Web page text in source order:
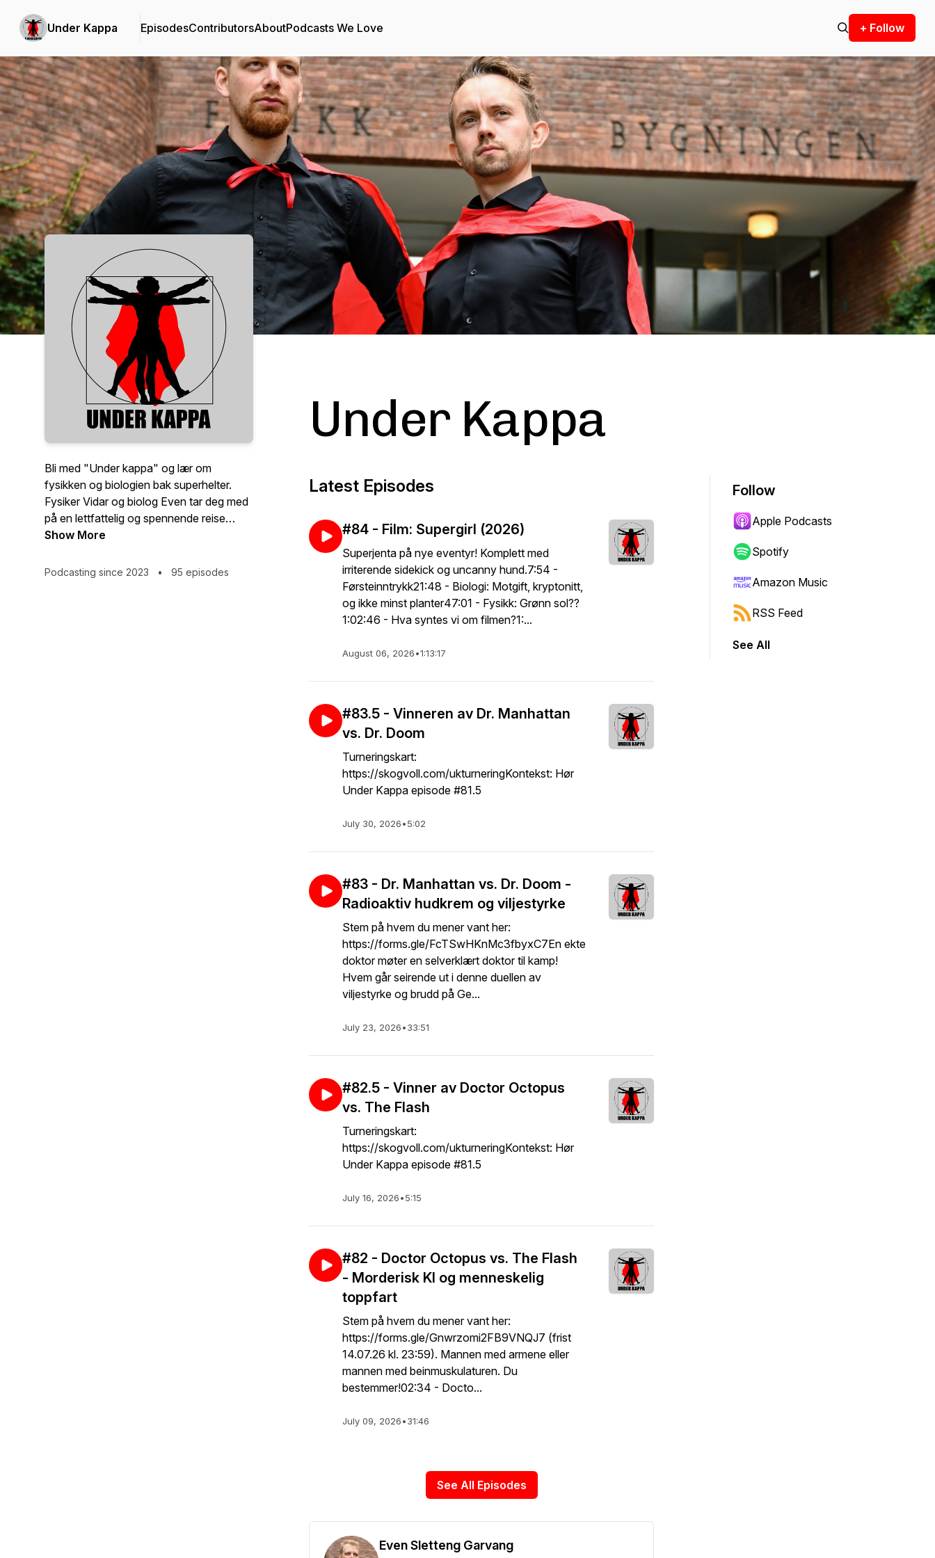
Under Kappa EpisodesContributorsAboutPodcasts We Love + Follow
Podcast Background Image
Bli med "Under kappa" og lær om
fysikken og biologien bak superhelter.
Fysiker Vidar og biolog Even tar deg med
på en lettfattelig og spennende reise
gjennom forskningen og vitenskapen som
egne teorier om hvordan de fungerer.
Show More
Podcasting since 2023 • 95 episodes
Under Kappa
Latest Episodes
#84 - Film: Supergirl (2026)
Superjenta på nye eventyr! Komplett med
irriterende sidekick og uncanny hund.7:54 -
Førsteinntrykk21:48 - Biologi: Motgift, kryptonitt,
og ikke minst planter47:01 - Fysikk: Grønn sol??
1:02:46 - Hva syntes vi om filmen?1:...
August 06, 2026•1:13:17
#83.5 - Vinneren av Dr. Manhattan
vs. Dr. Doom
Turneringskart:
https://skogvoll.com/ukturneringKontekst: Hør
Under Kappa episode #81.5
July 30, 2026•5:02
#83 - Dr. Manhattan vs. Dr. Doom -
Radioaktiv hudkrem og viljestyrke
Stem på hvem du mener vant her:
https://forms.gle/FcTSwHKnMc3fbyxC7En ekte
doktor møter en selverklært doktor til kamp!
Hvem går seirende ut i denne duellen av
viljestyrke og brudd på Ge...
July 23, 2026•33:51
#82.5 - Vinner av Doctor Octopus
vs. The Flash
Turneringskart:
https://skogvoll.com/ukturneringKontekst: Hør
Under Kappa episode #81.5
July 16, 2026•5:15
#82 - Doctor Octopus vs. The Flash
- Morderisk KI og menneskelig
toppfart
Stem på hvem du mener vant her:
https://forms.gle/Gnwrzomi2FB9VNQJ7 (frist
14.07.26 kl. 23:59). Mannen med armene eller
mannen med beinmuskulaturen. Du
bestemmer!02:34 - Docto...
July 09, 2026•31:46
See All Episodes
Even Sletteng Garvang
Follow
Apple Podcasts
Spotify
Amazon Music
RSS Feed
See All